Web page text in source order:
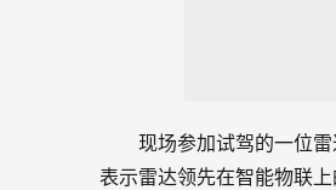
现场参加试驾的一位
表示雷达领先在智能物联